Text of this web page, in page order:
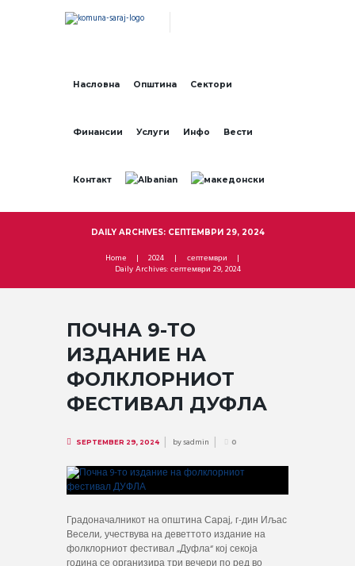
Насловна Општина Сектори
Финансии Услуги Инфо Вести
Контакт
DAILY ARCHIVES: СЕПТЕМВРИ 29, 2024
Home 2024
септември
Daily Archives: септември 29, 2024
ПОЧНА 9-ТО
ИЗДАНИЕ НА
ФОЛКЛОРНИОТ
ФЕСТИВАЛ ДУФЛА
SEPTEMBER 29, 2024 bysadmin 0
Градоначалникот на општина Сарај, г-дин Иљас
Весели, учествува на деветтото издание на
фолклорниот фестивал „Дуфла“ кој секоја